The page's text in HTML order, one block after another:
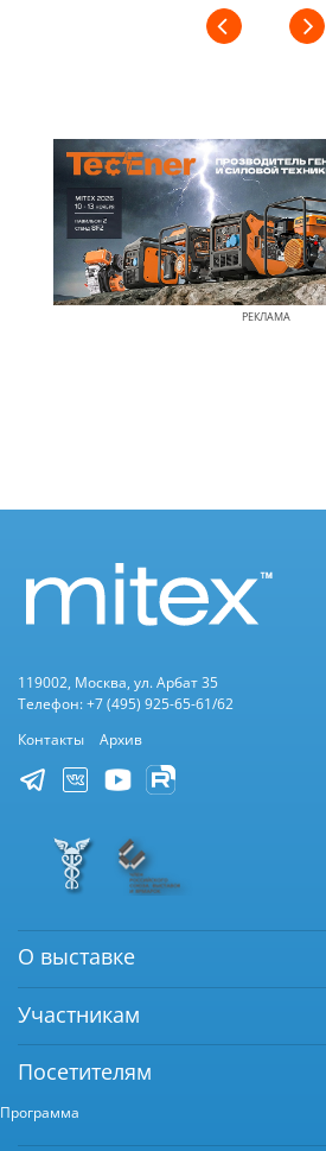
РЕКЛАМА
119002, Москва, ул. Арбат 35
Телефон: +7 (495) 925-65-61/62
Контакты
Архив
О выставке
Участникам
Посетителям
Программа